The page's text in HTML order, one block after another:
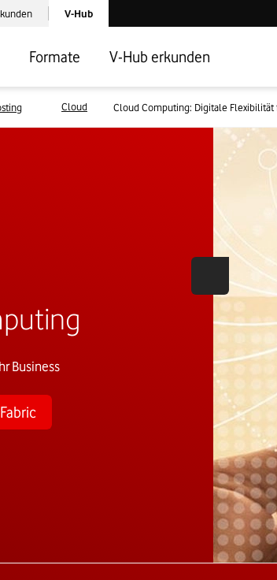
Privatkundenbereich
V-Hub Webseite: Zum Geschäftskundenbereich
Laden der V-Hub Startseite
V-Hub
Formate V-Hub erkunden
Cloud Cloud Computing: Digitale Flexibilität
Business